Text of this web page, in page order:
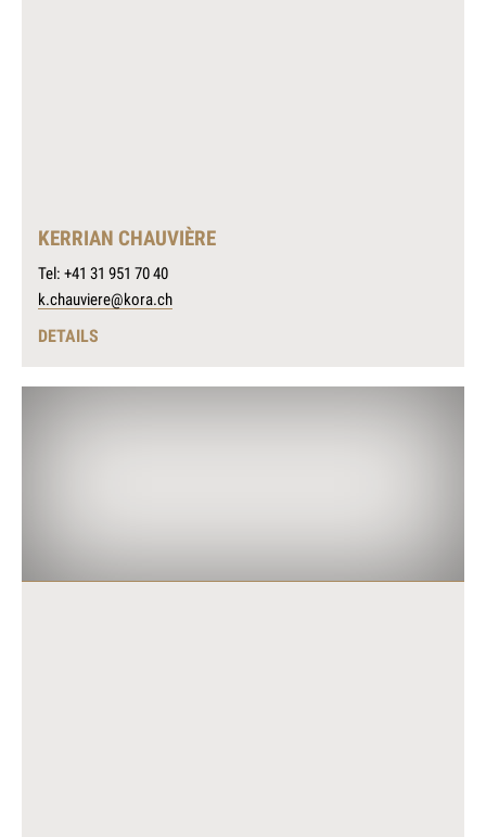
KERRIAN CHAUVIÈRE
Tel: +41 31 951 70 40
k.chauviere@kora.ch
DETAILS